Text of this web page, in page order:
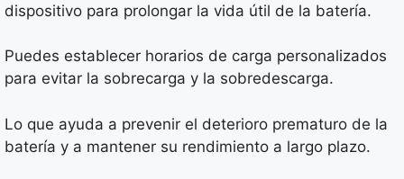
dispositivo para prolongar la vida útil de la batería.
Puedes establecer horarios de carga personalizados
para evitar la sobrecarga y la sobredescarga.
Lo que ayuda a prevenir el deterioro prematuro de la
batería y a mantener su rendimiento a largo plazo.